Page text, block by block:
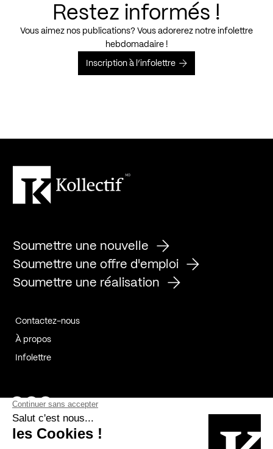
Restez informés !
Vous aimez nos publications? Vous adorerez notre infolettre
hebdomadaire !
Inscription à l’infolettre
Soumettre une nouvelle
Soumettre une offre d'emploi
Soumettre une réalisation
Contactez-nous
À propos
Infolettre
Page Facebook de Kollectif
Page Instagram de Kollectif
Page Linkedin de Kollectif